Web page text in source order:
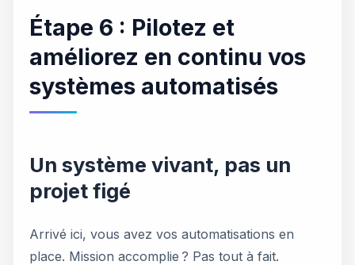
Étape 6 : Pilotez et
améliorez en continu vos
systèmes automatisés
Un système vivant, pas un
projet figé
Arrivé ici, vous avez vos automatisations en
place. Mission accomplie ? Pas tout à fait.